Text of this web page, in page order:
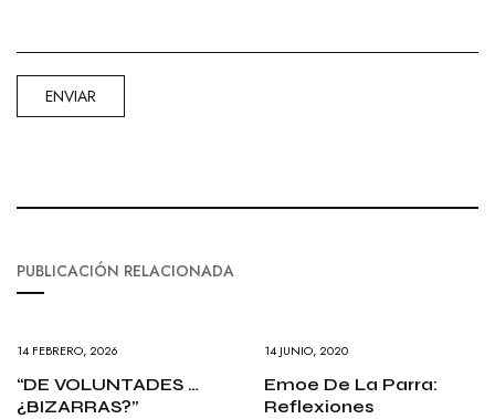
PUBLICACIÓN RELACIONADA
14 FEBRERO, 2026
“DE VOLUNTADES …
¿BIZARRAS?”
14 JUNIO, 2020
Emoe De La Parra:
Reflexiones